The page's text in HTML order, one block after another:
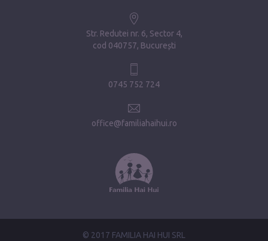
Str. Redutei nr. 6, Sector 4
cod 040757, București
0745 752 724
office@familiahaihui.ro
© 2017 FAMILIA HAI HUI SRL